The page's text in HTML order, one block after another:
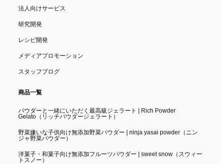
法人向けサービス
研究開発
レシピ開発
メディアプロモーション
スタッフブログ
商品一覧
パウダーと一緒にいただく最高級ジェラート | Rich Powder
Gelato（リッチパウダージェラート）
野菜嫌いな子供向け無添加野菜パウダー | ninja yasai powder（ニン
ジャ野菜パウダー）
洋菓子・和菓子向け無添加フルーツパウダー | sweet snow（スウィー
トスノー）